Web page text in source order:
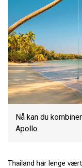
Nå kan du
Apollo.
Thailand har lenge